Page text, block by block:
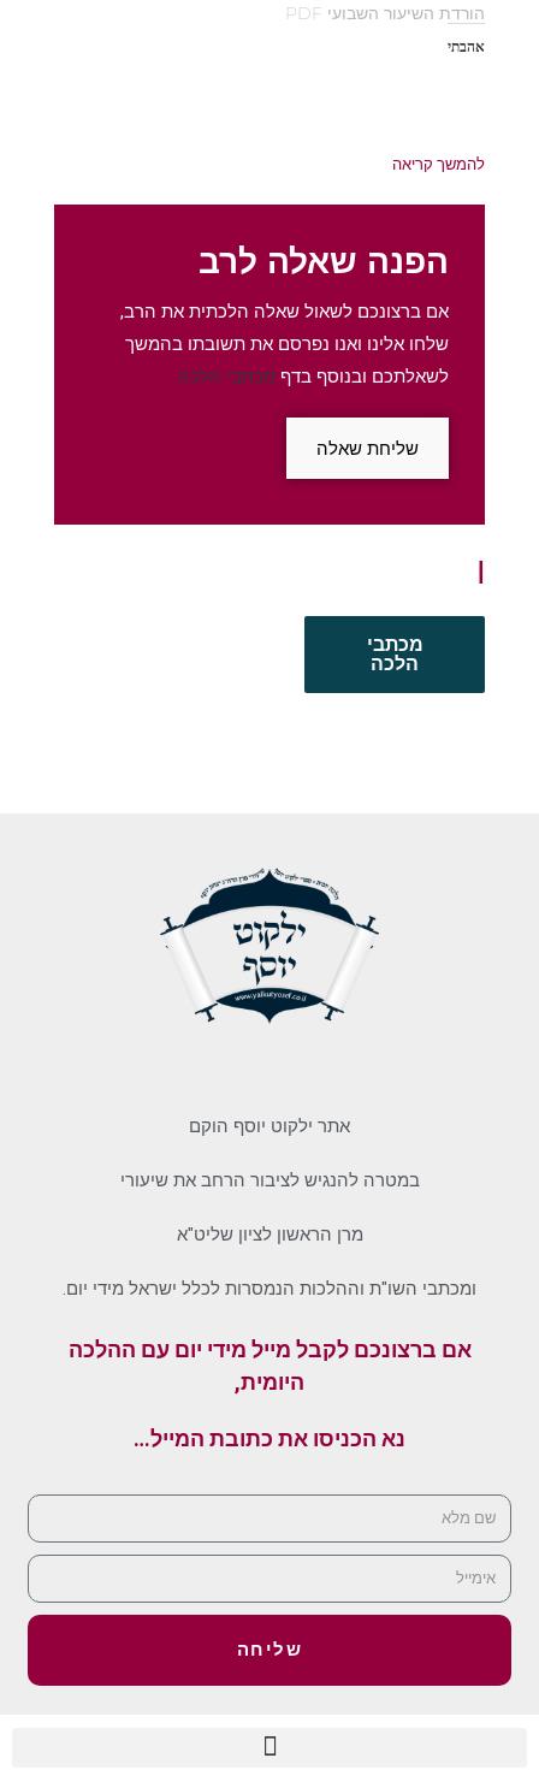
הורדת השיעור השבועי PDF
אהבתי
להמשך קריאה
הפנה שאלה לרב
אם ברצונכם לשאול שאלה הלכתית את הרב,
שלחו אלינו ואנו נפרסם את תשובתו בהמשך
לשאלתכם ובנוסף בדף מכתבי הלכה
שליחת שאלה
מכתבי
הלכה
אתר ילקוט יוסף הוקם
במטרה להנגיש לציבור הרחב את שיעורי
מרן הראשון לציון שליט"א
ומכתבי השו"ת וההלכות הנמסרות לכלל ישראל מידי יום.
אם ברצונכם לקבל מייל מידי יום עם ההלכה
היומית,
נא הכניסו את כתובת המייל…
שליחה